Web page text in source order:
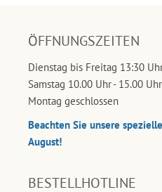
ÖFFNUNGSZEITEN
Dienstag bis Freitag 13:30
Samstag 10.00 Uhr - 15.00 Uhr
Montag geschlossen
Beachten Sie unsere
August!
BESTELLHOTLINE